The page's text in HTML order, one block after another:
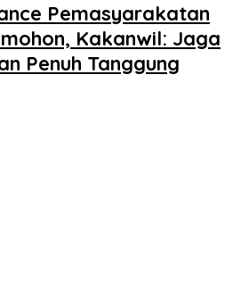
Pemasyarakatan
Kakanwil: Jaga
Penuh Tanggung